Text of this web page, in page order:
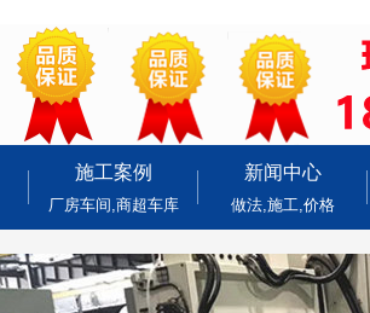
施工案例
厂房车间,商超车库
新闻中心
做法,施工,价格